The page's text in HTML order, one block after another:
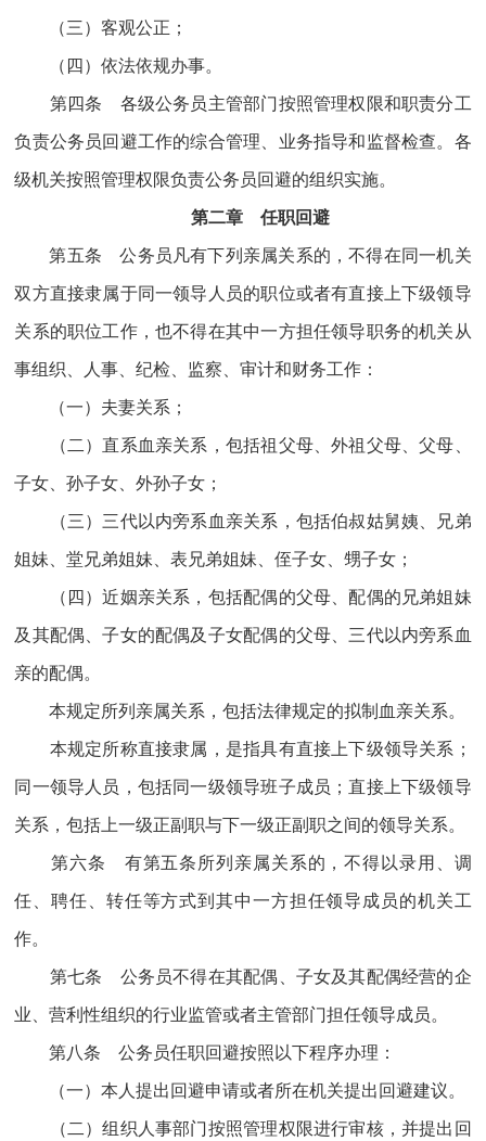
（三）客观公正；
（四）依法依规办事。
第四条 各级公务员主管部门按照管理权限和职责分工
负责公务员回避工作的综合管理、业务指导和监督检查。各
级机关按照管理权限负责公务员回避的组织实施。
第二章 任职回避
第五条 公务员凡有下列亲属关系的，不得在同一机关
双方直接隶属于同一领导人员的职位或者有直接上下级领导
关系的职位工作，也不得在其中一方担任领导职务的机关从
事组织、人事、纪检、监察、审计和财务工作：
（一）夫妻关系；
（二）直系血亲关系，包括祖父母、外祖父母、父母、
子女、孙子女、外孙子女；
（三）三代以内旁系血亲关系，包括伯叔姑舅姨、兄弟
姐妹、堂兄弟姐妹、表兄弟姐妹、侄子女、甥子女；
（四）近姻亲关系，包括配偶的父母、配偶的兄弟姐妹
及其配偶、子女的配偶及子女配偶的父母、三代以内旁系血
亲的配偶。
本规定所列亲属关系，包括法律规定的拟制血亲关系。
本规定所称直接隶属，是指具有直接上下级领导关系；
同一领导人员，包括同一级领导班子成员；直接上下级领导
关系，包括上一级正副职与下一级正副职之间的领导关系。
第六条 有第五条所列亲属关系的，不得以录用、调
任、聘任、转任等方式到其中一方担任领导成员的机关工
作。
第七条 公务员不得在其配偶、子女及其配偶经营的企
业、营利性组织的行业监管或者主管部门担任领导成员。
第八条 公务员任职回避按照以下程序办理：
（一）本人提出回避申请或者所在机关提出回避建议。
（二）组织人事部门按照管理权限进行审核，并提出回